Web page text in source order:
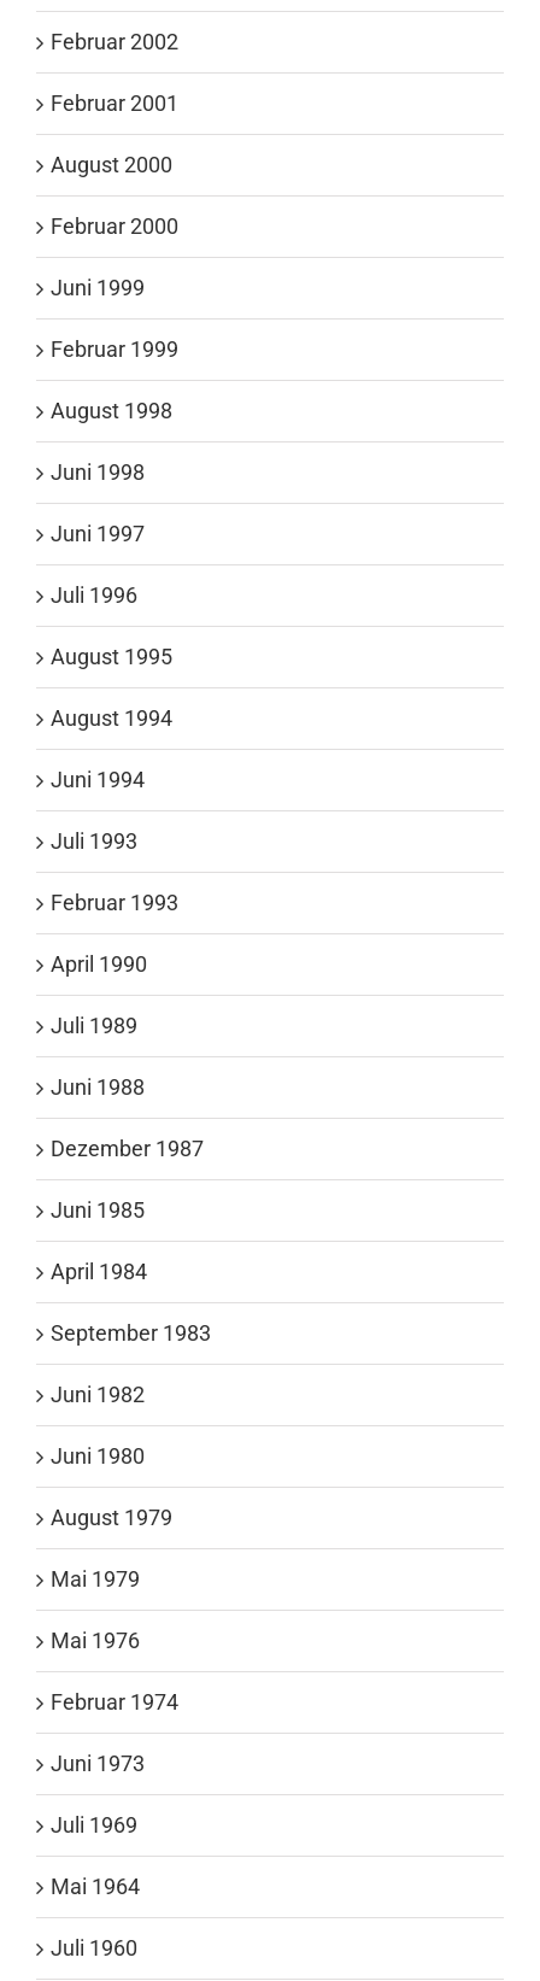
Februar 2002
Februar 2001
August 2000
Februar 2000
Juni 1999
Februar 1999
August 1998
Juni 1998
Juni 1997
Juli 1996
August 1995
August 1994
Juni 1994
Juli 1993
Februar 1993
April 1990
Juli 1989
Juni 1988
Dezember 1987
Juni 1985
April 1984
September 1983
Juni 1982
Juni 1980
August 1979
Mai 1979
Mai 1976
Februar 1974
Juni 1973
Juli 1969
Mai 1964
Juli 1960